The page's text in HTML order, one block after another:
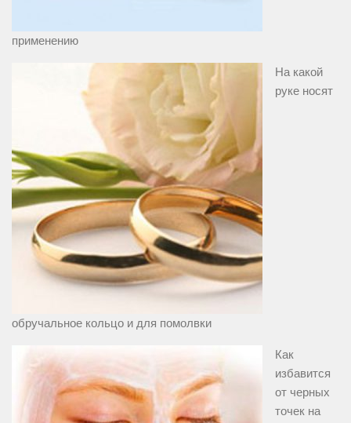
применению
На какой
руке носят
обручальное кольцо и для помолвки
Как
избавится
от черных
точек на